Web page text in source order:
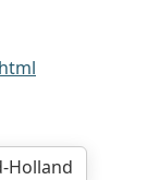
Holland